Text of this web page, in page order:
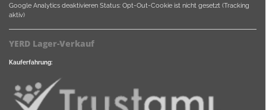
Google Analytics deaktivieren Status: Opt-Out-Cookie ist nicht gesetzt (Tracking
aktiv)
YERD Lager-Verkauf
Kauferfahrung: